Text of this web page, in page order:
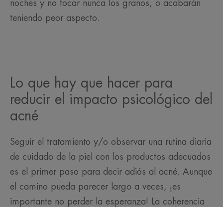
noches y no tocar nunca los granos, o acabarán
teniendo peor aspecto.
Lo que hay que hacer para
reducir el impacto psicológico del
acné
Seguir el tratamiento y/o observar una rutina diaria
de cuidado de la piel con los productos adecuados
es el primer paso para decir adiós al acné. Aunque
el camino pueda parecer largo a veces, ¡es
importante no perder la esperanza! La coherencia